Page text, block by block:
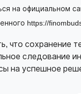
на официальном
https://
что сохранение
следование
на успешное